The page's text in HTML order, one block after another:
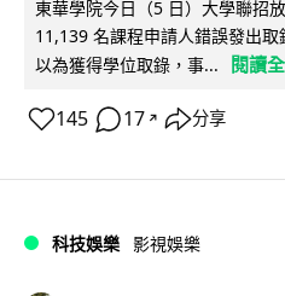
東華學院今日（5 日）大學聯招
11,139 名課程申請人錯誤發出
以為獲得學位取錄，事...
閱讀
145 17 ↗ 分享
科技娛樂 影視娛樂